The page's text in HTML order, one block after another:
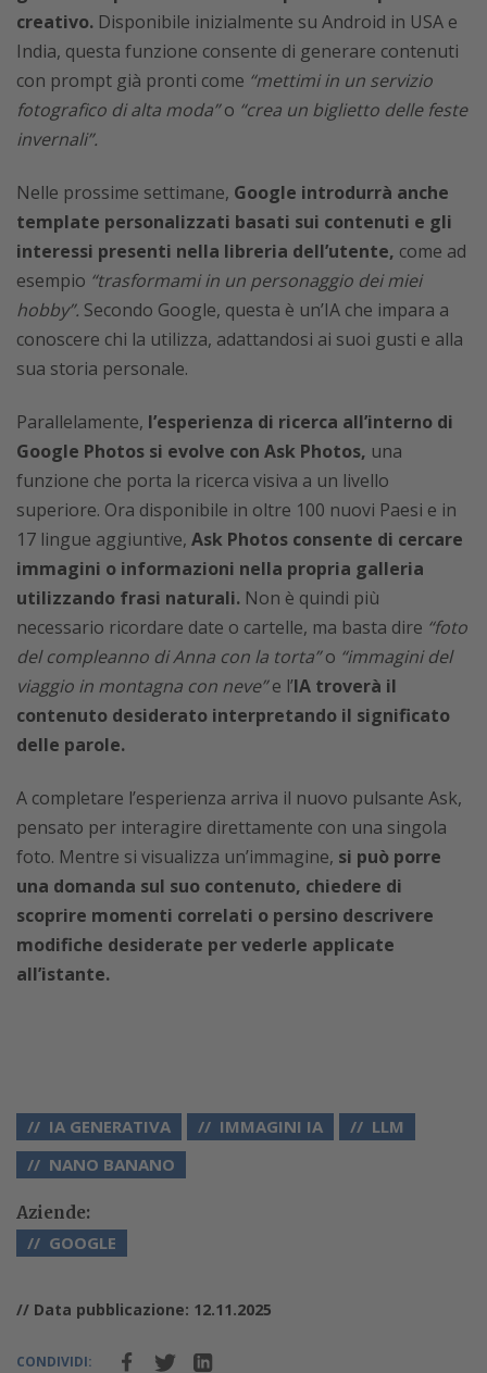
creativo. Disponibile inizialmente su Android in USA e
India, questa funzione consente di generare contenuti
con prompt già pronti come “mettimi in un servizio
fotografico di alta moda”o “crea un biglietto delle feste
invernali”.
Nelle prossime settimane, Google introdurrà anche
template personalizzati basati sui contenuti e gli
interessi presenti nella libreria dell’utente, come ad
esempio “trasformami in un personaggio dei miei
hobby”. Secondo Google, questa è un’IA che impara a
conoscere chi la utilizza, adattandosi ai suoi gusti e alla
sua storia personale.
Parallelamente, l’esperienza di ricerca all’interno di
Google Photos si evolve con Ask Photos, una
funzione che porta la ricerca visiva a un livello
superiore. Ora disponibile in oltre 100 nuovi Paesi e in
17 lingue aggiuntive, Ask Photos consente di cercare
immagini o informazioni nella propria galleria
utilizzando frasi naturali. Non è quindi più
necessario ricordare date o cartelle, ma basta dire “foto
del compleanno di Anna con la torta”o “immagini del
viaggio in montagna con neve”e l’IA troverà il
contenuto desiderato interpretando il significato
delle parole.
A completare l’esperienza arriva il nuovo pulsante Ask,
pensato per interagire direttamente con una singola
foto. Mentre si visualizza un’immagine, si può porre
una domanda sul suo contenuto, chiedere di
scoprire momenti correlati o persino descrivere
modifiche desiderate per vederle applicate
all’istante.
IA GENERATIVA IMMAGINI IA
LLM
NANO BANANO
Aziende:
GOOGLE
// Data pubblicazione: 12.11.2025
CONDIVIDI: